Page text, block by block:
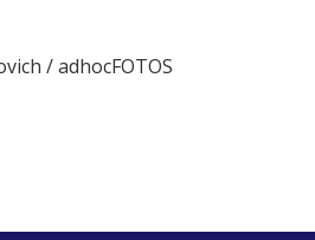
/ adhocFOTOS